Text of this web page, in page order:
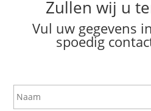
Zullen wij u
Vul uw gegevens
spoedig
N
a